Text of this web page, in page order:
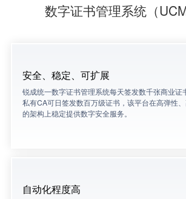
数字证书管理系统（
安全、稳定、可扩展
锐成统一数字证书管理系统每天签发数千张商业证
私有CA可日签发数百万级证书，该平台在高弹性
的架构上稳定提供数字安全服务。
自动化程度高